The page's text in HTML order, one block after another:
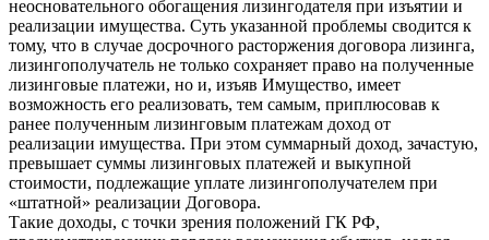
неосновательного обогащения лизингодателя при изъятии и
реализации имущества. Суть указанной проблемы сводится к
тому, что в случае досрочного расторжения договора лизинга,
лизингополучатель не только сохраняет право на полученные
лизинговые платежи, но и, изъяв Имущество, имеет
возможность его реализовать, тем самым, приплюсовав к
ранее полученным лизинговым платежам доход от
реализации имущества. При этом суммарный доход, зачастую,
превышает суммы лизинговых платежей и выкупной
стоимости, подлежащие уплате лизингополучателем при
«штатной» реализации Договора.
Такие доходы, с точки зрения положений ГК РФ,